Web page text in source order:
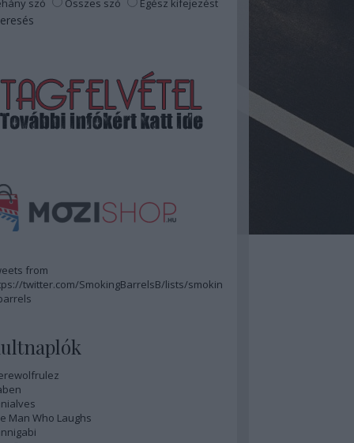
szó Összes szó Egész kifejezést
from
twitter.com/SmokingBarrelsB/lists/smokin
Man Who Laughs